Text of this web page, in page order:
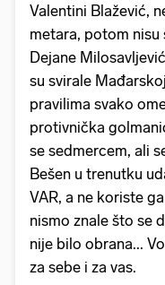
Valentini Blažević,
metara, potom
Dejane
su svirale
pravilima svako
protivnička
se sedmercem, ali
Bešen u trenutku
VAR, a ne koriste
nismo znale što se
nije bilo obrana...
za sebe i za vas.